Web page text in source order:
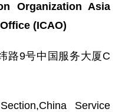
Organization Asia
(ICAO)
路9号中国服务大厦C
Service